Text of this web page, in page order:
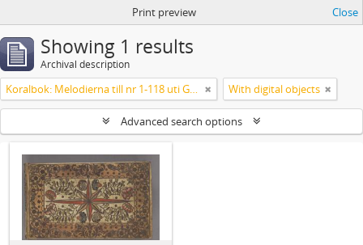
Print preview Close
Showing 1 results
Archival description
Koralbok: Melodierna till nr 1-118 uti Gamla Psalmboken, enstämmigt satta With digital objects
Advanced search options